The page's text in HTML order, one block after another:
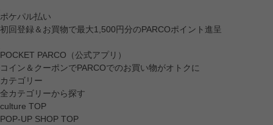
ポケパル払い
初回登録＆お買物で最大1,500円分のPARCOポイント進呈
POCKET PARCO（公式アプリ）
コイン＆クーポンでPARCOでのお買い物がオトクに
カテゴリー
全カテゴリーから探す
culture TOP
POP-UP SHOP TOP